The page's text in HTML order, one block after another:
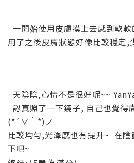
一開始使用皮膚摸上去感到軟軟
用了之後皮膚狀態好像比較穩定
天陰陰,心情不是很好呢~~
認真照了一下鏡子, 自己也覺得
(*´∀｀*)ノ
比較均勻,光澤感也有提升~ 在
下吧~